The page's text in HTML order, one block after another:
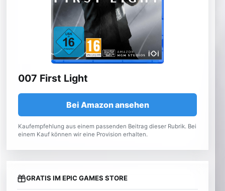
007 First Light
Bei Amazon ansehen
Kaufempfehlung aus einem passenden Beitrag dieser Rubrik. Bei
einem Kauf können wir eine Provision erhalten.
GRATIS IM EPIC GAMES STORE